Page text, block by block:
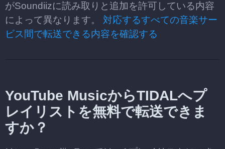
がSoundiizに読み取りと追加を許可している内容
によって異なります。 対応するすべての音楽サー
ビス間で転送できる内容を確認する
YouTube MusicからTIDALへプ
レイリストを無料で転送できま
すか？